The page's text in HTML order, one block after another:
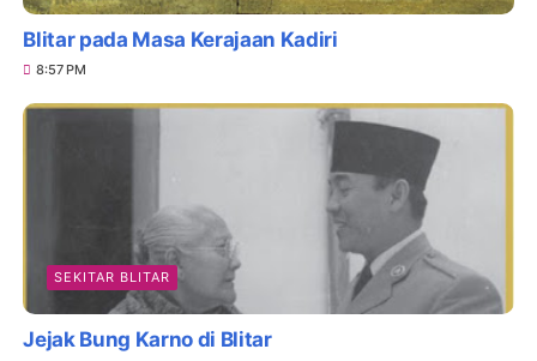
Blitar pada Masa Kerajaan Kadiri
8:57 PM
SEKITAR BLITAR
Jejak Bung Karno di Blitar